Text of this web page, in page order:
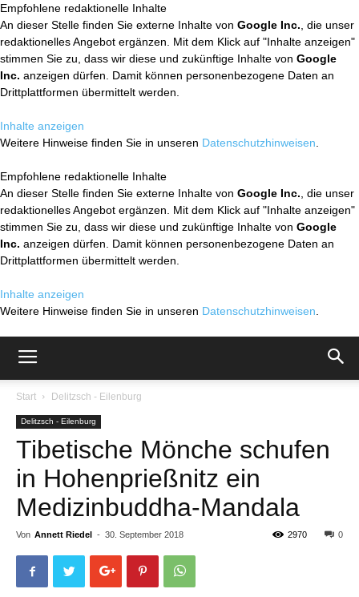
Empfohlene redaktionelle Inhalte
An dieser Stelle finden Sie externe Inhalte von Google Inc. , die unser
redaktionelles Angebot ergänzen. Mit dem Klick auf "Inhalte anzeigen"
stimmen Sie zu, dass wir diese und zukünftige Inhalte von Google
Inc. anzeigen dürfen. Damit können personenbezogene Daten an
Drittplattformen übermittelt werden.
Inhalte anzeigen
Weitere Hinweise finden Sie in unseren Datenschutzhinweisen
Empfohlene redaktionelle Inhalte
An dieser Stelle finden Sie externe Inhalte von Google Inc. , die unser
redaktionelles Angebot ergänzen. Mit dem Klick auf "Inhalte anzeigen"
stimmen Sie zu, dass wir diese und zukünftige Inhalte von Google
Inc. anzeigen dürfen. Damit können personenbezogene Daten an
Drittplattformen übermittelt werden.
Inhalte anzeigen
Weitere Hinweise finden Sie in unseren Datenschutzhinweisen
Start Delitzsch - Eilenburg
Delitzsch - Eilenburg
Tibetische Mönche schufen
in Hohenprießnitz ein
Medizinbuddha-Mandala
Von Annett Riedel - 30. September 2018 0
2970